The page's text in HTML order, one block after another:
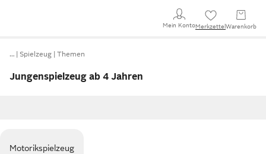
Mein KontoMerkzettel Warenkorb
… Spielzeug Themen
Jungenspielzeug ab 4 Jahren
Motorikspielzeug